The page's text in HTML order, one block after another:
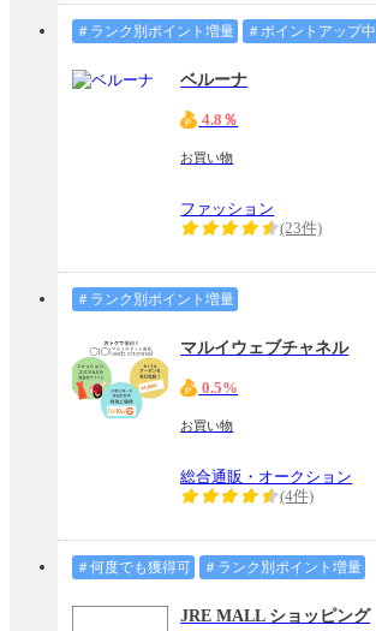
＃ランク別ポイント増量 ＃ポイントアップ中
ベルーナ
4.8％
お買い物
ファッション
(23件)
＃ランク別ポイント増量
マルイウェブチャネル
0.5%
お買い物
総合通販・オークション
(4件)
＃何度でも獲得可 ＃ランク別ポイント増量
JRE MALL ショッピング